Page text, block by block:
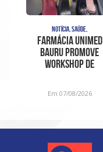
NOTÍCIA, SAÚDE,
Farmácia Unimed
Bauru promove
Workshop de
Em 07/08/2026